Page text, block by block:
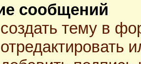
сообщений
тему в